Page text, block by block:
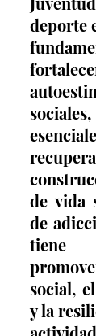
deporte
de vida
de
tiene
social,
y la